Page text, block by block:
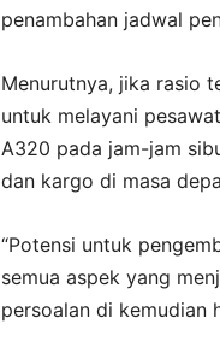
penambahan jadwal
Menurutnya, jika rasio
untuk melayani
A320 pada jam-jam
dan kargo di masa
“Potensi untuk
semua aspek yang
persoalan di kemudian